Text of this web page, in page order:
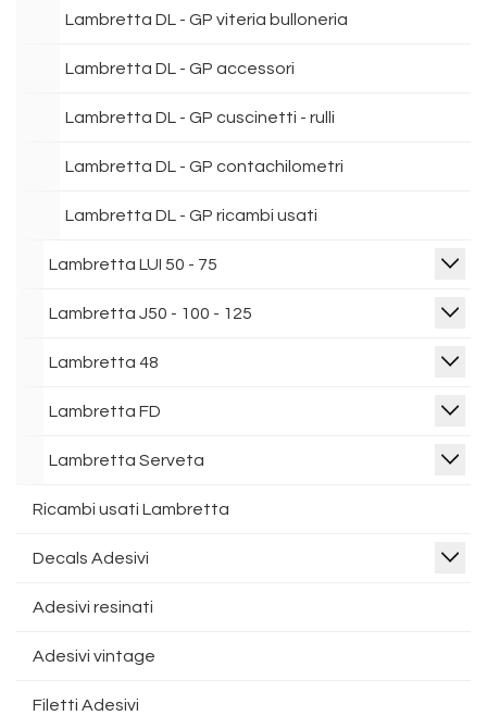
Lambretta DL - GP viteria bulloneria
Lambretta DL - GP accessori
Lambretta DL - GP cuscinetti - rulli
Lambretta DL - GP contachilometri
Lambretta DL - GP ricambi usati
Lambretta LUI 50 - 75
Lambretta J50 - 100 - 125
Lambretta 48
Lambretta FD
Lambretta Serveta
Ricambi usati Lambretta
Decals Adesivi
Adesivi resinati
Adesivi vintage
Filetti Adesivi